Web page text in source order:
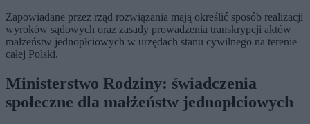
Zapowiadane przez rząd rozwiązania mają określić sposób realizacji
wyroków sądowych oraz zasady prowadzenia transkrypcji aktów
małżeństw jednopłciowych w urzędach stanu cywilnego na terenie
całej Polski.
Ministerstwo Rodziny: świadczenia
społeczne dla małżeństw jednopłciowych